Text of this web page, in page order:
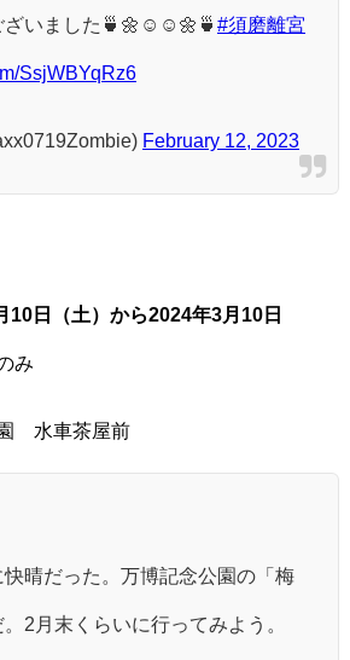
ざいました🍵🌼☺️☺️🌼🍵 #須磨離宮
SsjWBYqRz6
February 12, 2023
日（土）から2024年3月10日
み
水車茶屋前
晴だった。万博記念公園の「梅
2月末くらいに行ってみよう。